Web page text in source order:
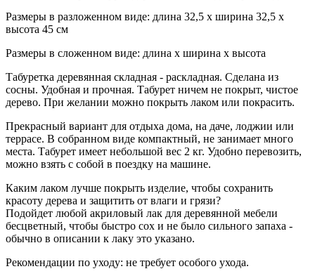
Размеры в разложенном виде: длина 32,5 x ширина 32,5 x
высота 45 см
Размеры в сложенном виде: длина х ширина х высота
Табуретка деревянная складная - раскладная. Сделана из
сосны. Удобная и прочная. Табурет ничем не покрыт, чистое
дерево. При желании можно покрыть лаком или покрасить.
Прекрасный вариант для отдыха дома, на даче, лоджии или
террасе. В собранном виде компактный, не занимает много
места. Табурет имеет небольшой вес 2 кг. Удобно перевозить,
можно взять с собой в поездку на машине.
Каким лаком лучше покрыть изделие, чтобы сохранить
красоту дерева и защитить от влаги и грязи?
Подойдет любой акриловый лак для деревянной мебели
бесцветный, чтобы быстро сох и не было сильного запаха -
обычно в описании к лаку это указано.
Рекомендации по уходу: не требует особого ухода.